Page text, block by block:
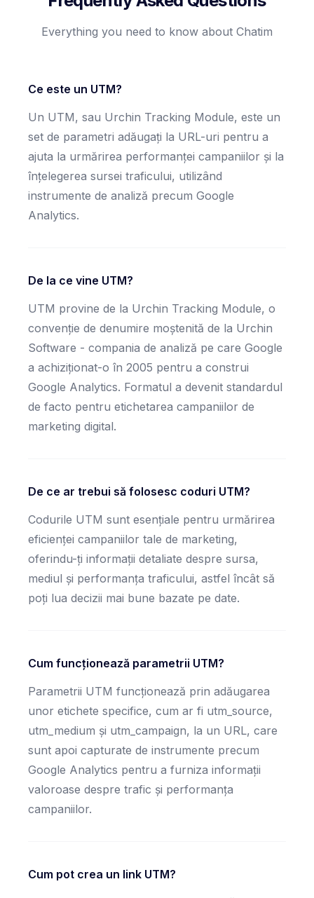
Everything you need to know about Chatim
Ce este un UTM?
Un UTM, sau Urchin Tracking Module, este un
set de parametri adăugați la URL-uri pentru a
ajuta la urmărirea performanței campaniilor și la
înțelegerea sursei traficului, utilizând
instrumente de analiză precum Google
Analytics.
De la ce vine UTM?
UTM provine de la Urchin Tracking Module, o
convenție de denumire moștenită de la Urchin
Software - compania de analiză pe care Google
a achiziționat-o în 2005 pentru a construi
Google Analytics. Formatul a devenit standardul
de facto pentru etichetarea campaniilor de
marketing digital.
De ce ar trebui să folosesc coduri UTM?
Codurile UTM sunt esențiale pentru urmărirea
eficienței campaniilor tale de marketing,
oferindu-ți informații detaliate despre sursa,
mediul și performanța traficului, astfel încât să
poți lua decizii mai bune bazate pe date.
Cum funcționează parametrii UTM?
Parametrii UTM funcționează prin adăugarea
unor etichete specifice, cum ar fi utm_source,
utm_medium și utm_campaign, la un URL, care
sunt apoi capturate de instrumente precum
Google Analytics pentru a furniza informații
valoroase despre trafic și performanța
campaniilor.
Cum pot crea un link UTM?